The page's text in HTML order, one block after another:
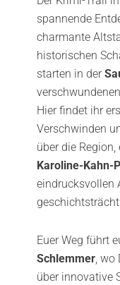
spannende
charmante
historischen
starten in der
Hier findet ihr
Verschwinden
über die
Karoline-Kahn-
eindrucksvollen
Euer Weg führt
Schlemmer, wo
über innovative